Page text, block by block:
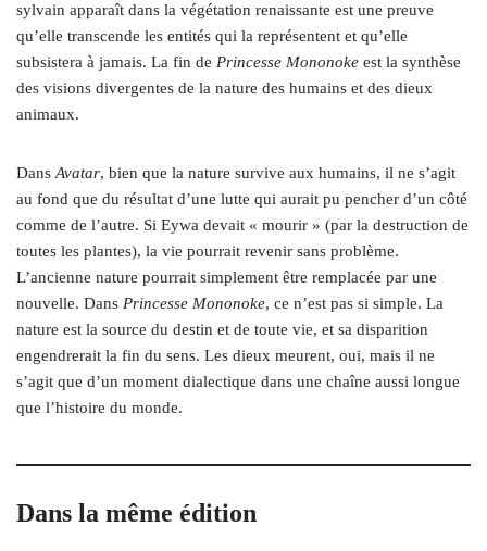
sylvain apparaît dans la végétation renaissante est une preuve
qu’elle transcende les entités qui la représentent et qu’elle
subsistera à jamais. La fin de Princesse Mononoke est la synthèse
des visions divergentes de la nature des humains et des dieux
animaux.
DansAvatar, bien que la nature survive aux humains, il ne s’agit
au fond que du résultat d’une lutte qui aurait pu pencher d’un côté
comme de l’autre. Si Eywa devait « mourir » (par la destruction de
toutes les plantes), la vie pourrait revenir sans problème.
L’ancienne nature pourrait simplement être remplacée par une
nouvelle. Dans Princesse Mononoke, ce n’est pas si simple. La
nature est la source du destin et de toute vie, et sa disparition
engendrerait la fin du sens. Les dieux meurent, oui, mais il ne
s’agit que d’un moment dialectique dans une chaîne aussi longue
que l’histoire du monde.
Dans la même édition